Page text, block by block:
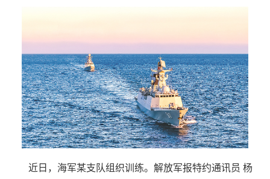
近日，海军某支队组织训练。解放军报特约通讯员 杨